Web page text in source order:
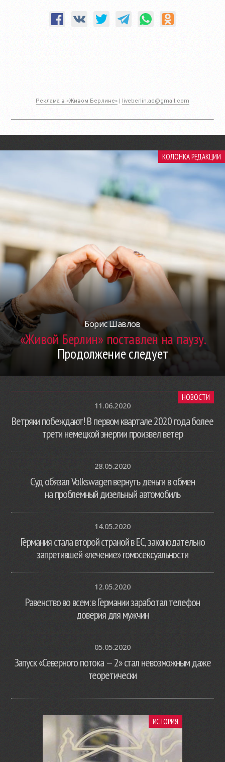
Реклама в «Живом Берлине» | liveberlin.ad@gmail.com
КОЛОНКА РЕДАКЦИИ
Борис Шавлов
«Живой Берлин» поставлен на паузу.
Продолжение следует
НОВОСТИ
11.06.2020
Ветряки побеждают! В первом квартале 2020 года более
трети немецкой энергии произвел ветер
28.05.2020
Суд обязал Volkswagen вернуть деньги в обмен
на проблемный дизельный автомобиль
14.05.2020
Германия стала второй страной в ЕС, законодательно
запретившей «лечение» гомосексуальности
12.05.2020
Равенство во всем: в Германии заработал телефон
доверия для мужчин
05.05.2020
Запуск «Северного потока — 2» стал невозможным даже
теоретически
ИСТОРИЯ